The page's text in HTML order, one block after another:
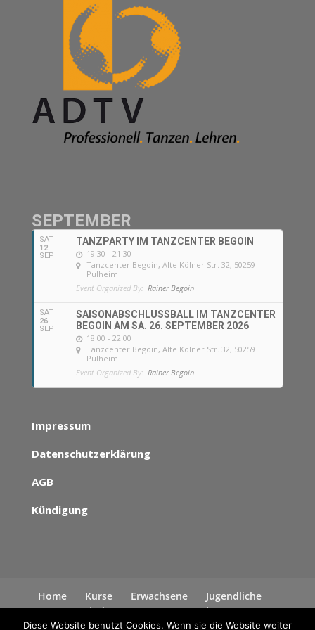
SEPTEMBER
SAT
12
SEP
TANZPARTY IM TANZCENTER BEGOIN
19:30 - 21:30
Tanzcenter Begoin, Alte Kölner Str. 32, 50259
Pulheim
Event Organized By: Rainer Begoin
SAT
26
SEP
SAISONABSCHLUSSBALL IM TANZCENTER
BEGOIN AM SA. 26. SEPTEMBER 2026
18:00 - 22:00
Tanzcenter Begoin, Alte Kölner Str. 32, 50259
Pulheim
Event Organized By: Rainer Begoin
Impressum
Datenschutzerklärung
AGB
Kündigung
Home Kurse Erwachsene
Jugendliche
Kinder
News
Kontakt
Datenschutzerklärung
Diese Website benutzt Cookies. Wenn sie die Website weiter